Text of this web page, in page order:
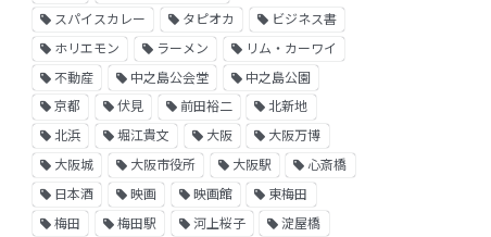
スパイスカレー
タピオカ
ビジネス書
ホリエモン
ラーメン
リム・カーワイ
不動産
中之島公会堂
中之島公園
京都
伏見 前田裕二
北新地
北浜
堀江貴文 大阪
大阪万博
大阪城
大阪市役所 大阪駅
心斎橋
日本酒
映画 映画館
東梅田
梅田
梅田駅 河上桜子
淀屋橋